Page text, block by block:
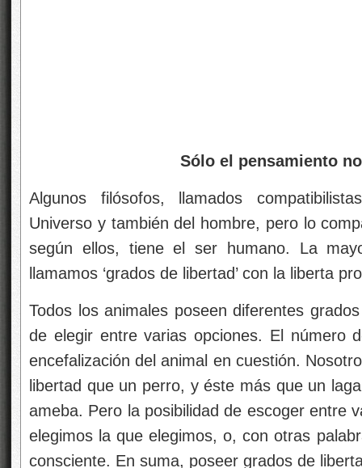
Sólo el pensamiento
Algunos filósofos, llamados
Universo y también del hombre, pero lo
según ellos, tiene el ser humano. La
llamamos ‘grados de libertad’ con la liberta
Todos los animales poseen diferentes
de elegir entre varias opciones. El número
encefalización del animal en cuestión.
libertad que un perro, y éste más que un
ameba. Pero la posibilidad de escoger entre
elegimos la que elegimos, o, con otras
consciente. En suma, poseer grados de